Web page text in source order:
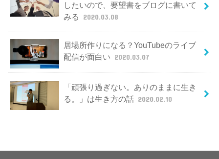
したいので、要望書をブログに書いて
みる
2020.03.08
居場所作りになる？YouTubeのライブ
配信が面白い 2020.03.07
「頑張り過ぎない。ありのままに生き
る。」は生き方の話 2020.02.10